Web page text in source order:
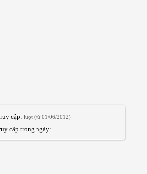
cập: lượt (từ 01/06/2012)
cập trong ngày: